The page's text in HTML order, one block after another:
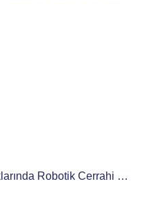
Robotik Cerrahi Kullanımı